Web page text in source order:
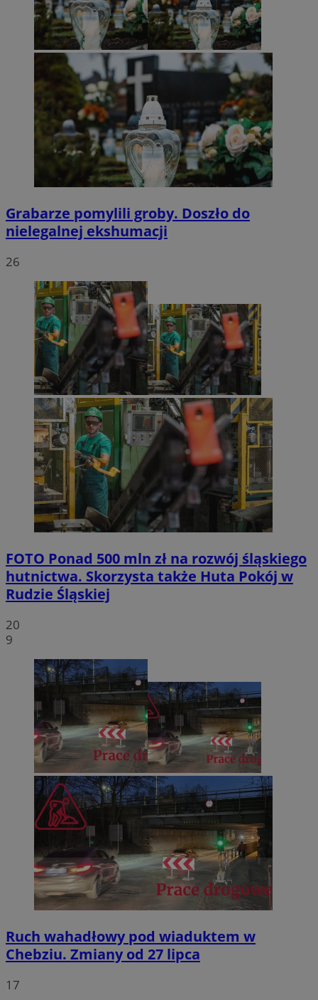
Grabarze pomylili groby. Doszło do
nielegalnej ekshumacji
26
FOTO Ponad 500 mln zł na rozwój śląskiego
hutnictwa. Skorzysta także Huta Pokój w
Rudzie Śląskiej
20
9
Ruch wahadłowy pod wiaduktem w
Chebziu. Zmiany od 27 lipca
17